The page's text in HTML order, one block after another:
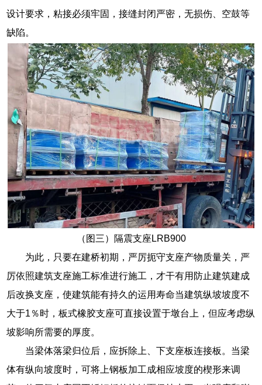
设计要求，粘接必须牢固，接缝封闭严密，无损伤、空鼓等
缺陷。
（图三）隔震支座LRB900
为此，只要在建桥初期，严厉扼守支座产物质量关，严
厉依照建筑支座施工标准进行施工，才干有用防止建筑建成
后改换支座，使建筑能有持久的运用寿命当建筑纵坡坡度不
大于1％时，板式橡胶支座可直接设置于墩台上，但应考虑纵
坡影响所需要的厚度。
当梁体落梁归位后，应拆除上、下支座板连接板。当梁
体有纵向坡度时，可将上钢板加工成相应坡度的楔形来调